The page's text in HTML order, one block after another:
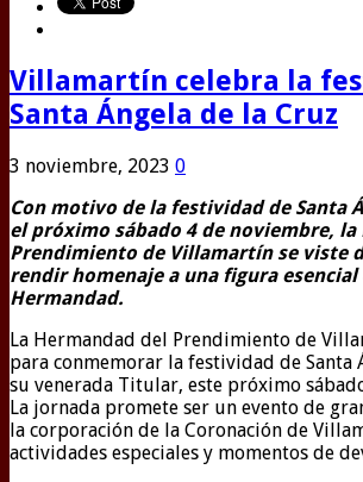
Villamartín celebra la
Santa Ángela de la Cruz
3 noviembre, 2023 0
Con motivo de la festividad de Santa
el próximo sábado 4 de noviembre, la
Prendimiento de Villamartín se viste
rendir homenaje a una figura esencial
Hermandad.
La Hermandad del Prendimiento de
para conmemorar la festividad de Santa
su venerada Titular, este próximo
La jornada promete ser un evento de
la corporación de la Coronación de
actividades especiales y momentos de